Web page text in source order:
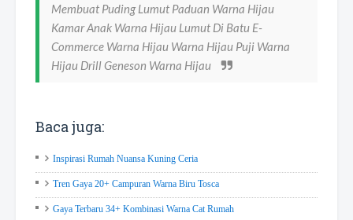
Membuat Puding Lumut Paduan Warna Hijau
Kamar Anak Warna Hijau Lumut Di Batu E-
Commerce Warna Hijau Warna Hijau Puji Warna
Hijau Drill Geneson Warna Hijau
Baca juga:
Inspirasi Rumah Nuansa Kuning Ceria
Tren Gaya 20+ Campuran Warna Biru Tosca
Gaya Terbaru 34+ Kombinasi Warna Cat Rumah